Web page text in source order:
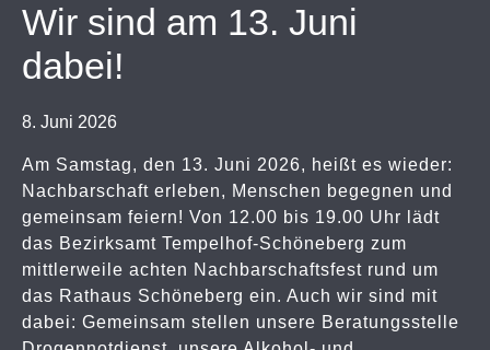
Wir sind am 13. Juni
dabei!
8. Juni 2026
Am Samstag, den 13. Juni 2026, heißt es wieder:
Nachbarschaft erleben, Menschen begegnen und
gemeinsam feiern! Von 12.00 bis 19.00 Uhr lädt
das Bezirksamt Tempelhof-Schöneberg zum
mittlerweile achten Nachbarschaftsfest rund um
das Rathaus Schöneberg ein. Auch wir sind mit
dabei: Gemeinsam stellen unsere Beratungsstelle